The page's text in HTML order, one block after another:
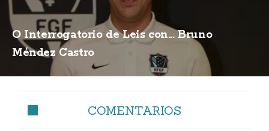
O Interrogatorio de Leis con... Bruno
Méndez Castro
COMENTARIOS